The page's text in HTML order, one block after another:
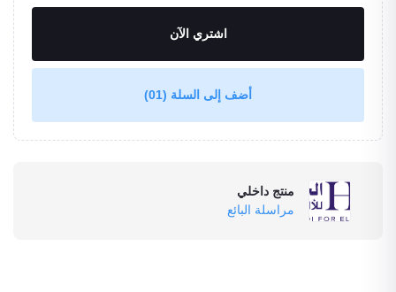
اشتري الآن
أضف إلى السلة (01)
منتج داخلي
مراسلة البائع